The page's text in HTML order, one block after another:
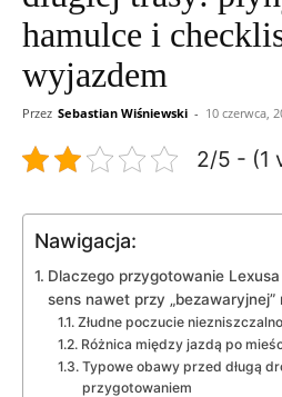
hamulce i
wyjazdem
Przez Sebastian Wiśniewski - 10 czerwca,
2/5 - (1
Nawigacja:
Dlaczego przygotowanie
sens nawet przy „bezawaryjnej”
Złudne poczucie
Różnica między jazdą po
Typowe obawy przed długą
przygotowaniem